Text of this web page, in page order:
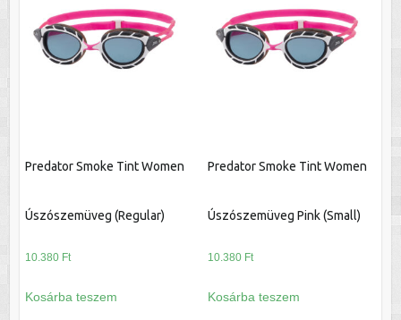
Predator Smoke Tint Women
Úszószemüveg (Regular)
10.380 Ft
Kosárba teszem
Predator Smoke Tint Women
Úszószemüveg Pink (Small)
10.380 Ft
Kosárba teszem